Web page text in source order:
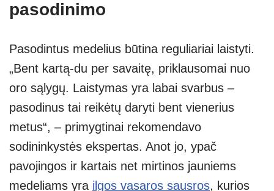
pasodinimo
Pasodintus medelius būtina reguliariai laistyti.
„Bent kartą-du per savaitę, priklausomai nuo
oro sąlygų. Laistymas yra labai svarbus –
pasodinus tai reikėtų daryti bent vienerius
metus“, – primygtinai rekomendavo
sodininkystės ekspertas. Anot jo, ypač
pavojingos ir kartais net mirtinos jauniems
medeliams yra ilgos vasaros sausros, kurios